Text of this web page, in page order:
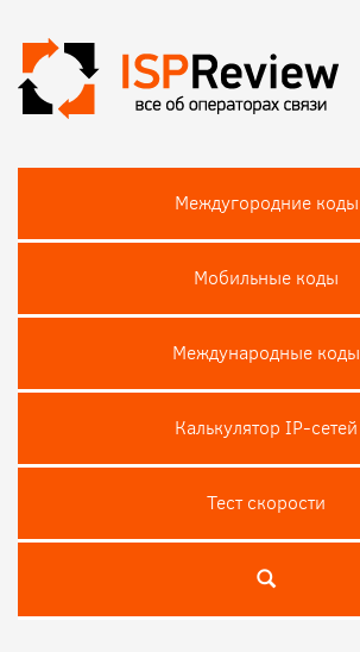
Междугородние коды
Мобильные коды
Международные коды
Калькулятор IP-сетей
Тест скороcти